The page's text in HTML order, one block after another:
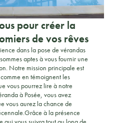
pour créer la
de vos rêves
dans la pose de vérandas
aptes à vous fournir une
Notre mission principale est
en témoignent les
vous pourrez lire à notre
à Posée, vous avez
vous aurez la chance de
à la présence